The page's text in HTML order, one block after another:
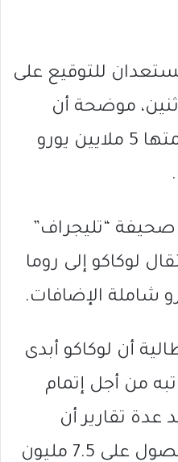
للتوقيع على
موضحة أن
قيمة الصفقة تبلغ قيمتها 5 ملايين يورو
صحيفة “تليجراف”
لوكاكو إلى روما
أن لوكاكو أبدى
من أجل إتمام
عدة تقارير أن
المهاجم وافق على الحصول على 7.5 مليون